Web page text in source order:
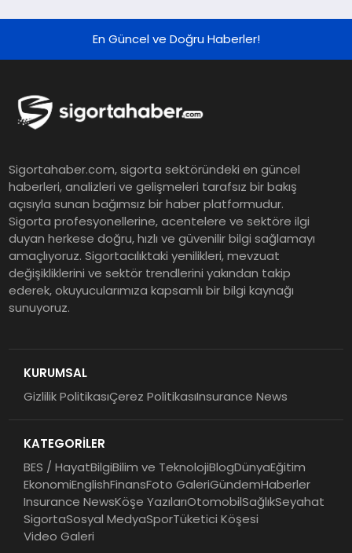
Sonuçları
Sonuçlarını Açıkladı
Araştırması: Yapay Zekâ Destekli
Tehditler ve Kurumsal
Dayanıklılık
Sigorta Mobil İzmir Bölge
Müdürlüğü Faaliyete Başladı
Koç Holding 2026 Yılının İlk
En Güncel ve Doğru Haberler!
Sigortahaber.com, sigorta sektöründeki en güncel
haberleri, analizleri ve gelişmeleri tarafsız bir bakış
açısıyla sunan bağımsız bir haber platformudur.
Sigorta profesyonellerine, acentelere ve sektöre ilgi
duyan herkese doğru, hızlı ve güvenilir bilgi sağlamayı
amaçlıyoruz. Sigortacılıktaki yenilikleri, mevzuat
değişikliklerini ve sektör trendlerini yakından takip
ederek, okuyucularımıza kapsamlı bir bilgi kaynağı
sunuyoruz.
KURUMSAL
Gizlilik PolitikasıÇerez PolitikasıInsurance News
KATEGORİLER
BES / HayatBilgiBilim ve TeknolojiBlogDünyaEğitim
EkonomiEnglishFinansFoto GaleriGündemHaberler
Insurance NewsKöşe YazılarıOtomobilSağlıkSeyahat
SigortaSosyal MedyaSporTüketici Köşesi
Video Galeri